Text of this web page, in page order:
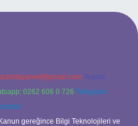
Teams:
0262 606 0 726 Telegram:
gereğince Bilgi Teknolojileri ve